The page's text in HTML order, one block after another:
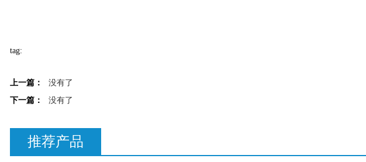
tag:
上一篇：
没有了
下一篇：
没有了
推荐产品